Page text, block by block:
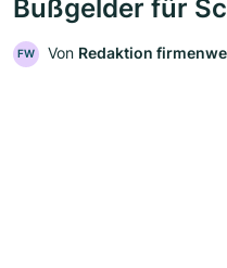
Bußgelder für
FW Von Redaktion